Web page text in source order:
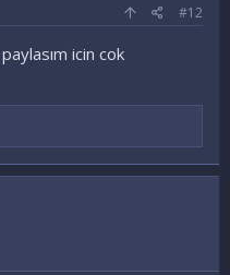
#12
icin cok